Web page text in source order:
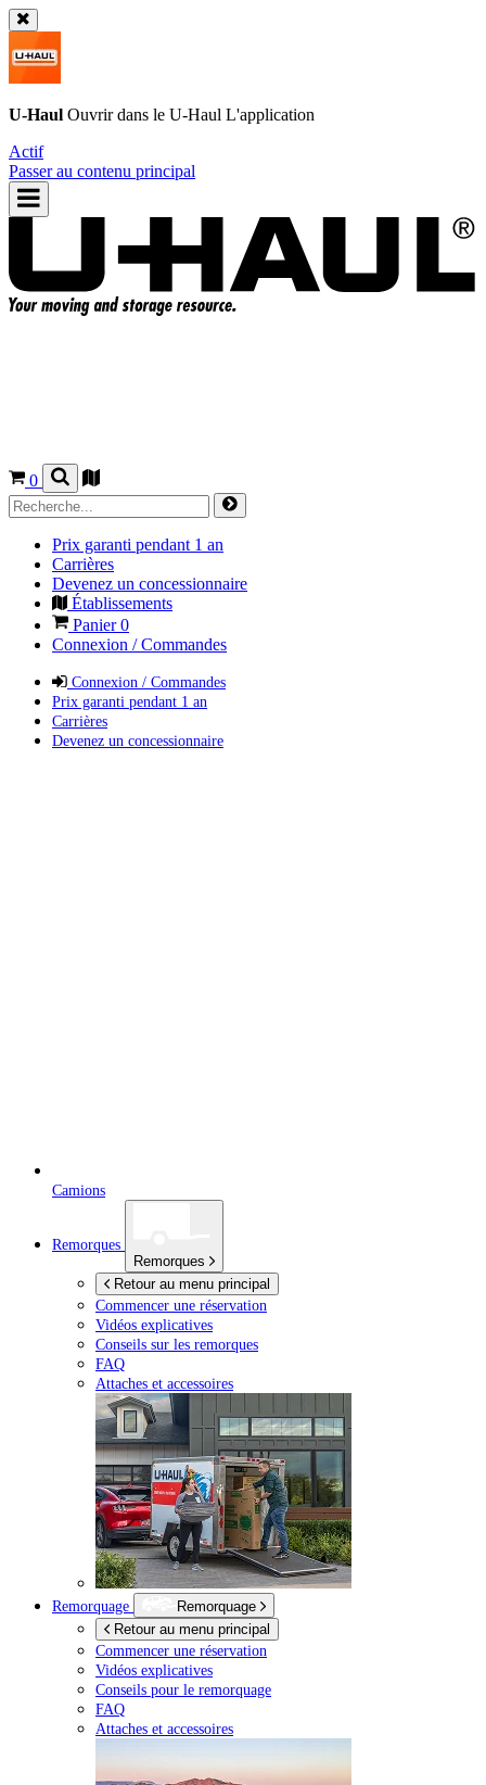
U-Haul Ouvrir dans le U-Haul L'application
Actif
Passer au contenu principal
0
Prix garanti pendant 1 an
Carrières
Devenez un concessionnaire
Établissements
Panier0
Connexion / Commandes
Connexion / Commandes
Prix garanti pendant 1 an
Carrières
Devenez un concessionnaire
Camions
Remorques
Remorques
Retour au menu principal
Commencer une réservation
Vidéos explicatives
Conseils sur les remorques
FAQ
Attaches et accessoires
Remorquage
Remorquage
Retour au menu principal
Commencer une réservation
Vidéos explicatives
Conseils pour le remorquage
FAQ
Attaches et accessoires